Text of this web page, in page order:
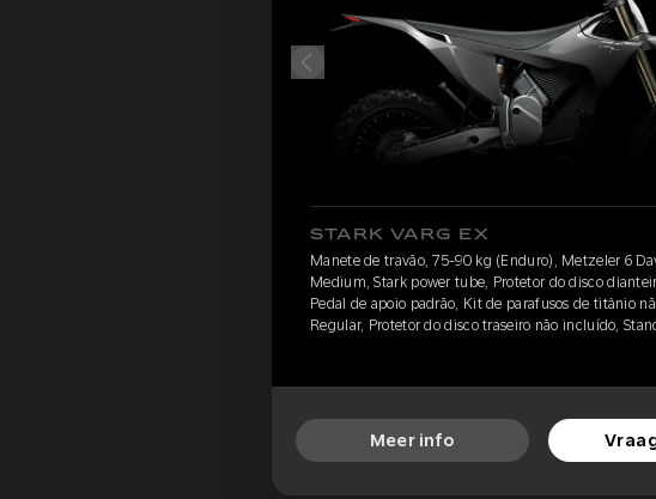
STARK VARG EX
Manete de travão, 75-90 kg (Enduro), Metzeler 6
Medium, Stark power tube, Protetor do disco
Pedal de apoio padrão, Kit de parafusos de titânio
Regular, Protetor do disco traseiro não incluído,
Meer info